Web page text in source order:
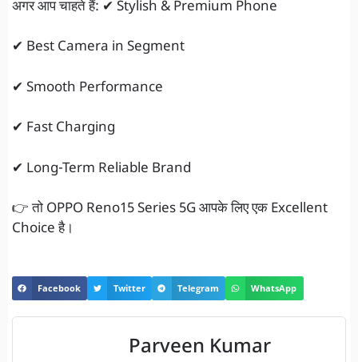
अगर आप चाहते हैं: ✔ Stylish & Premium Phone
✔ Best Camera in Segment
✔ Smooth Performance
✔ Fast Charging
✔ Long-Term Reliable Brand
👉 तो OPPO Reno15 Series 5G आपके लिए एक Excellent
Choice है।
Facebook Twitter Telegram WhatsApp
Parveen Kumar